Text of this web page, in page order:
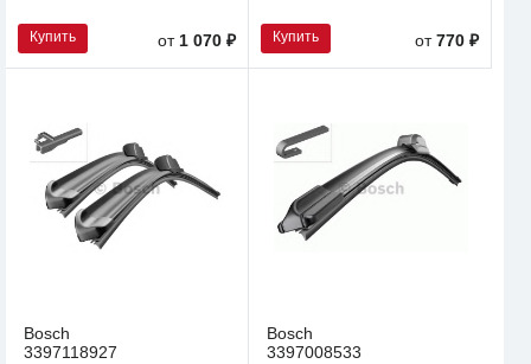
Купить от 1 070 ₽ Купить от770 ₽
Bosch
3397118927
Bosch
3397008533